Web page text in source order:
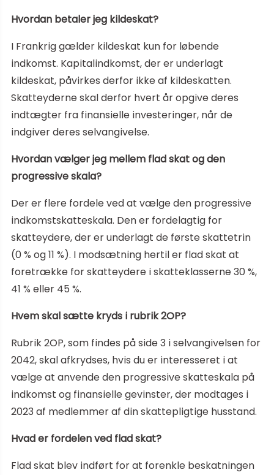
Hvordan betaler jeg kildeskat?
I Frankrig gælder kildeskat kun for løbende
indkomst. Kapitalindkomst, der er underlagt
kildeskat, påvirkes derfor ikke af kildeskatten.
Skatteyderne skal derfor hvert år opgive deres
indtægter fra finansielle investeringer, når de
indgiver deres selvangivelse.
Hvordan vælger jeg mellem flad skat og den
progressive skala?
Der er flere fordele ved at vælge den progressive
indkomstskatteskala. Den er fordelagtig for
skatteydere, der er underlagt de første skattetrin
(0 % og 11 %). I modsætning hertil er flad skat at
foretrække for skatteydere i skatteklasserne 30 %,
41 % eller 45 %.
Hvem skal sætte kryds i rubrik 2OP?
Rubrik 2OP, som findes på side 3 i selvangivelsen for
2042, skal afkrydses, hvis du er interesseret i at
vælge at anvende den progressive skatteskala på
indkomst og finansielle gevinster, der modtages i
2023 af medlemmer af din skattepligtige husstand.
Hvad er fordelen ved flad skat?
Flad skat blev indført for at forenkle beskatningen